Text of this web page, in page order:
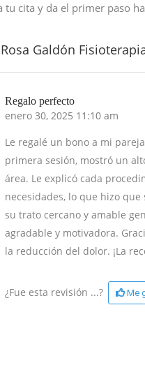
tu cita y da el primer paso
Galdón
Regalo perfecto
enero 30, 2025 11:10 am
Le regalé un bono a mi
primera sesión, mostró un
área. Le explicó cada
necesidades, lo que hizo
su trato cercano y amable
agradable y motivadora.
la reducción del dolor. ¡La
¿Fue esta revisión ...? Me